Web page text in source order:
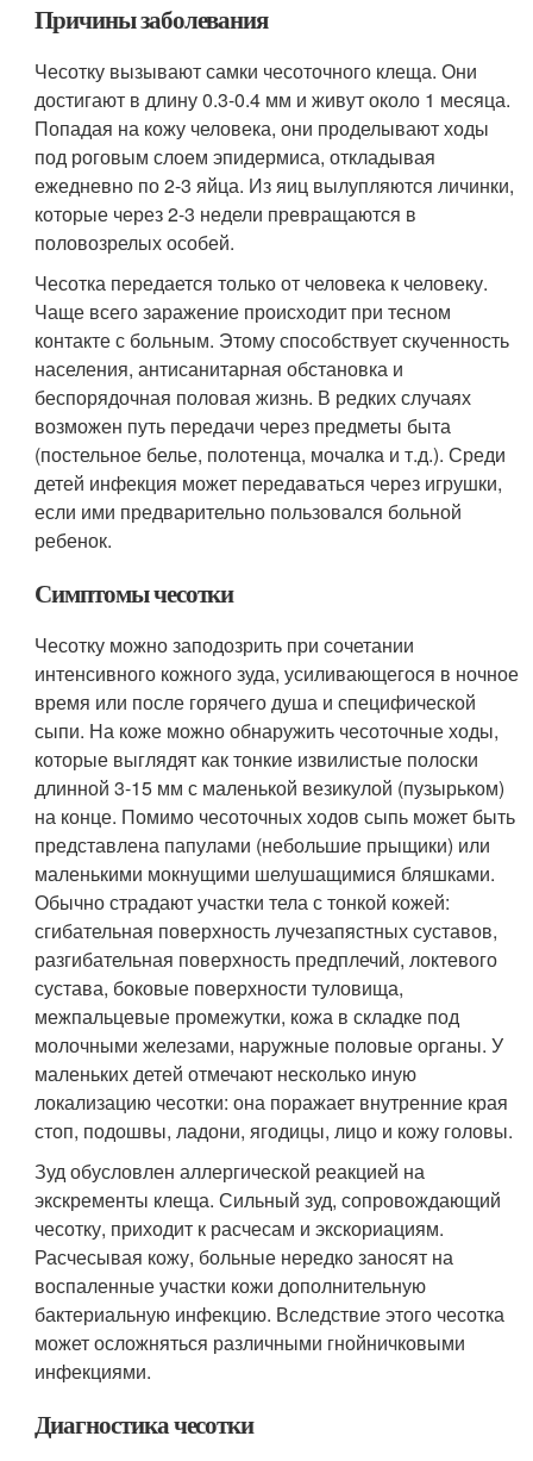
Причины заболевания
Чесотку вызывают самки чесоточного клеща. Они
достигают в длину 0.3-0.4 мм и живут около 1 месяца.
Попадая на кожу человека, они проделывают ходы
под роговым слоем эпидермиса, откладывая
ежедневно по 2-3 яйца. Из яиц вылупляются личинки,
которые через 2-3 недели превращаются в
половозрелых особей.
Чесотка передается только от человека к человеку.
Чаще всего заражение происходит при тесном
контакте с больным. Этому способствует скученность
населения, антисанитарная обстановка и
беспорядочная половая жизнь. В редких случаях
возможен путь передачи через предметы быта
(постельное белье, полотенца, мочалка и т.д.). Среди
детей инфекция может передаваться через игрушки,
если ими предварительно пользовался больной
ребенок.
Симптомы чесотки
Чесотку можно заподозрить при сочетании
интенсивного кожного зуда, усиливающегося в ночное
время или после горячего душа и специфической
сыпи. На коже можно обнаружить чесоточные ходы,
которые выглядят как тонкие извилистые полоски
длинной 3-15 мм с маленькой везикулой (пузырьком)
на конце. Помимо чесоточных ходов сыпь может быть
представлена папулами (небольшие прыщики) или
маленькими мокнущими шелушащимися бляшками.
Обычно страдают участки тела с тонкой кожей:
сгибательная поверхность лучезапястных суставов,
разгибательная поверхность предплечий, локтевого
сустава, боковые поверхности туловища,
межпальцевые промежутки, кожа в складке под
молочными железами, наружные половые органы. У
маленьких детей отмечают несколько иную
локализацию чесотки: она поражает внутренние края
стоп, подошвы, ладони, ягодицы, лицо и кожу головы.
Зуд обусловлен аллергической реакцией на
экскременты клеща. Сильный зуд, сопровождающий
чесотку, приходит к расчесам и экскориациям.
Расчесывая кожу, больные нередко заносят на
воспаленные участки кожи дополнительную
бактериальную инфекцию. Вследствие этого чесотка
может осложняться различными гнойничковыми
инфекциями.
Диагностика чесотки